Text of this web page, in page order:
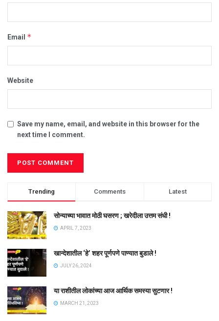
Email *
Website
Save my name, email, and website in this browser for the
next time I comment.
Trending Comments Latest
सोन्याच्या भावात मोठी घसरण ; खरेदीला उत्तम संधी !
APRIL 7, 2023
खान्देशातील ‘हे’ शहर पूर्णपणे पाण्यात बुडाले !
JULY 26, 2024
या राशीतील लोकांच्या आज आर्थिक समस्या सुटणार !
MARCH 21, 2023